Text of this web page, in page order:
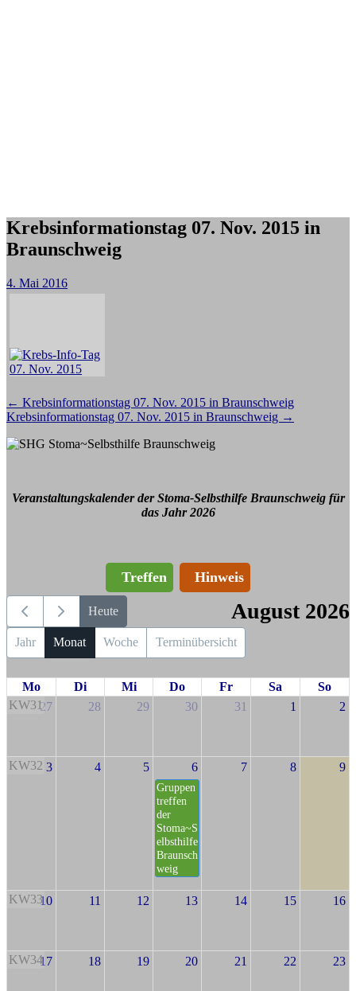
Krebsinformationstag 07. Nov. 2015 in
Braunschweig
4. Mai 2016
Beitragsnavigation
← Krebsinformationstag 07. Nov. 2015 in Braunschweig
Krebsinformationstag 07. Nov. 2015 in Braunschweig →
Veranstaltungskalender der Stoma-Selbsthilfe Braunschweig für
das Jahr 2026
Treffen Hinweis
Heute August 2026
Jahr Monat Woche Terminübersicht
Mo Di Mi Do Fr Sa
So
KW3127 28 29 30 31 1 2
KW32 3 4 5 6
Gruppen
treffen
der
Stoma~S
elbsthilfe
Braunsch
weig
7 8 9
KW3310 11 12 13 14 15 16
KW3417 18 19 20 21 22 23